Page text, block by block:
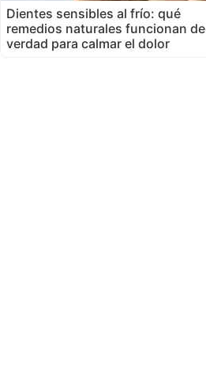
Dientes sensibles al frío: qué
remedios naturales funcionan de
verdad para calmar el dolor